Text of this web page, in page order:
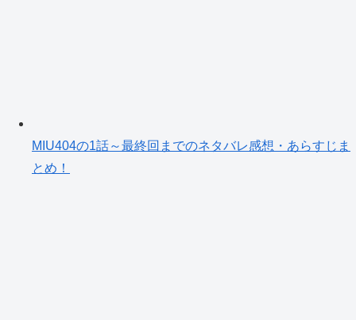
MIU404の1話～最終回までのネタバレ感想・あらすじま
とめ！